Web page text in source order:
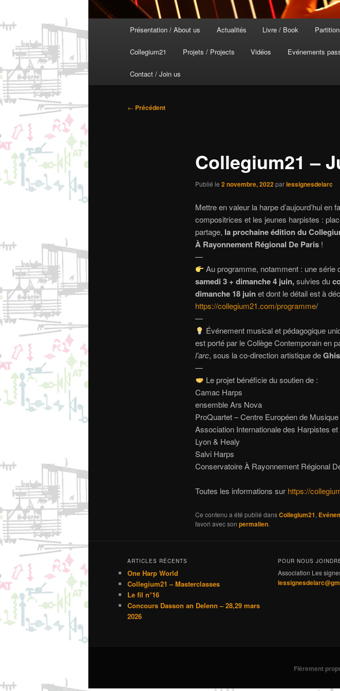
Présentation / About us Actualités Livre / Book
Collegium21 Projets / Projects Vidéos Evénements
Contact / Join us
Navigation
← Précédent
Collegium21 –
Publié le 2 novembre, 2022parlessignesdelarc
Mettre en valeur la harpe d’aujourd’hui
compositrices et les jeunes harpistes :
partage, la prochaine édition du
À Rayonnement Régional De Paris!
—
Au programme, notamment : une série
samedi 3 + dimanche 4 juin,suivies du
dimanche 18 juinet dont le détail est à
https://collegium21.com/programme/
—
Événement musical et pédagogique
est porté par le Collège Contemporain en
l’arc, sous la co-direction artistique de
—
Le projet bénéficie du soutien de :
Camac Harps
ensemble Ars Nova
ProQuartet – Centre Européen de
Association Internationale des Harpistes
Lyon & Healy
Salvi Harps
Conservatoire À Rayonnement Régional
Toutes les informations sur https://
Ce contenu a été publié dansCollegium21,
favori avec son permalien.
ARTICLES RÉCENTS
One Harp World
Collegium21 – Masterclasses
Le fil n°16
Concours Dasson an Delenn – 28,29 mars
2026
POUR NOUS
Association Les
Fièrement